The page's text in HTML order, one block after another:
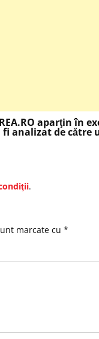
aparţin în
analizat de către
.
marcate cu *